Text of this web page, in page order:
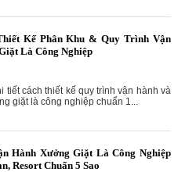
Kế Phân Khu & Quy Trình Vận
Là Công Nghiệp
tiết cách thiết kế quy trình vận hành và
giặt là công nghiệp chuẩn 1...
Hành Xưởng Giặt Là Công Nghiệp
Resort Chuẩn 5 Sao